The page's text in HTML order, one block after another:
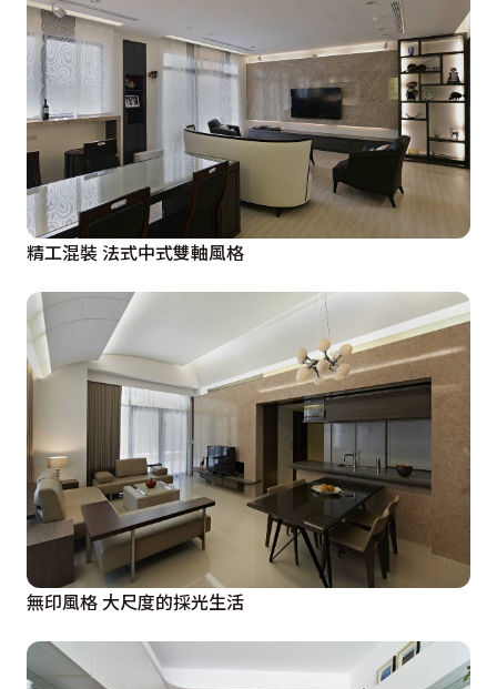
精工混裝 法式中式雙軸風格
無印風格 大尺度的採光生活